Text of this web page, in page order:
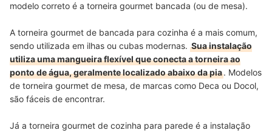
modelo correto é a torneira gourmet bancada (ou de mesa).
A torneira gourmet de bancada para cozinha é a mais comum,
sendo utilizada em ilhas ou cubas modernas. Sua instalação
utiliza uma mangueira flexível que conecta a torneira ao
ponto de água, geralmente localizado abaixo da pia. Modelos
de torneira gourmet de mesa, de marcas como Deca ou Docol,
são fáceis de encontrar.
Já a torneira gourmet de cozinha para parede é a instalação